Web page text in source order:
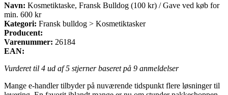
Navn: Kosmetiktaske, Fransk Bulldog (100 kr) / Gave ved køb for
min. 600 kr
Kategori: Fransk bulldog > Kosmetiktasker
Producent:
Varenummer: 26184
EAN:
Vurderet til 4 ud af 5 stjerner baseret på 9 anmeldelser
Mange e-handler tilbyder på nuværende tidspunkt flere løsninger til